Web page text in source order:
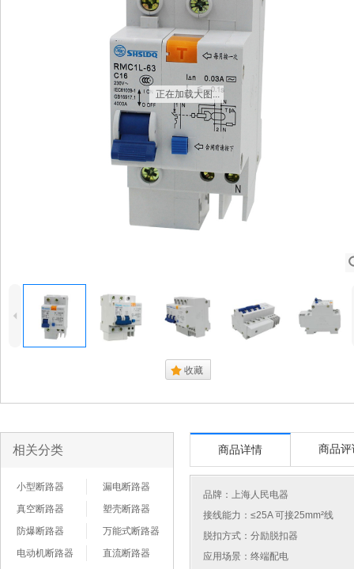
正在加载大图...
4
. 收藏
相关分类
小型断路器
漏电断路器
真空断路器
塑壳断路器
防爆断路器
万能式断路器
电动机断路器
直流断路器
商品详情 商品评
品牌： 上海人民电器
接线能力：≤25A 可接25mm²线
脱扣方式：分励脱扣器
应用场景：终端配电